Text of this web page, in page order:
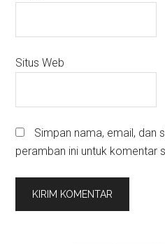
Situs Web
Simpan nama, email, dan
peramban ini untuk komentar